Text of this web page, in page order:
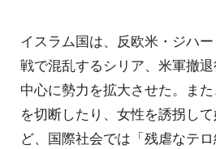
イスラム国は、反欧米・ジハ
戦で混乱するシリア、米軍撤
中心に勢力を拡大させた。ま
を切断したり、女性を誘拐し
ど、国際社会では「残虐なテ